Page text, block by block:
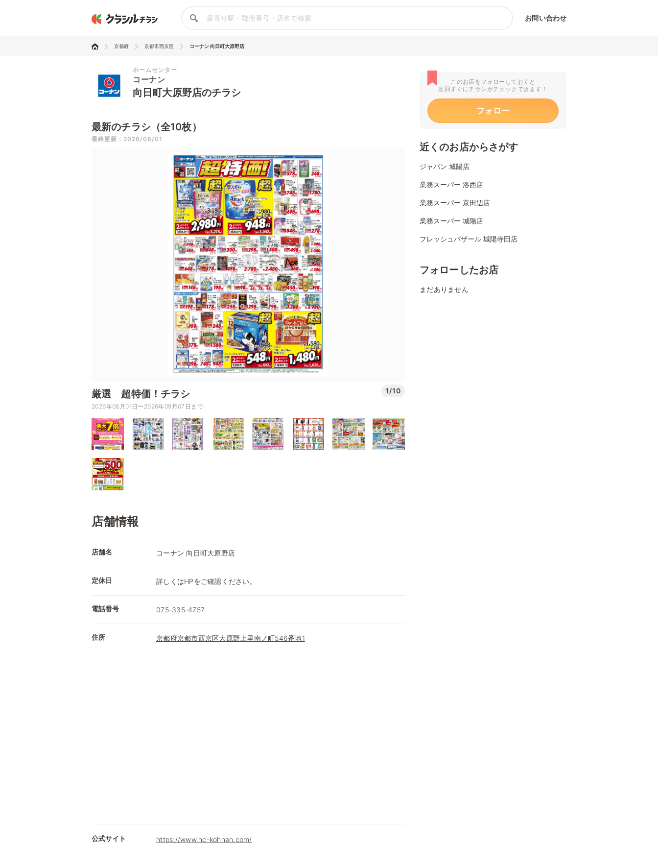
お問い合わせ
京都府 京都市西京区 コーナン 向日町大原野店
ホームセンター
コーナン
向日町大原野店のチラシ
最新のチラシ（全10枚）
最終更新：2026/08/01
厳選 超特価！チラシ 1/10
2026年08月01日〜2026年09月07日まで
店舗情報
店舗名 コーナン 向日町大原野店
定休日 詳しくはHPをご確認ください。
電話番号 075-335-4757
住所 京都府京都市西京区大原野上里南ノ町546番地1
公式サイト https://www.hc-kohnan.com/
このお店をフォローしておくと
次回すぐにチラシがチェックできます！
フォロー
近くのお店からさがす
ジャパン 城陽店
業務スーパー 洛西店
業務スーパー 京田辺店
業務スーパー 城陽店
フレッシュバザール 城陽寺田店
フォローしたお店
まだありません